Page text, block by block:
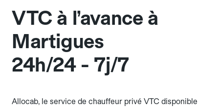
VTC à l’avance à
Martigues
24h/24 - 7j/7
Allocab, le service de chauffeur privé VTC disponible